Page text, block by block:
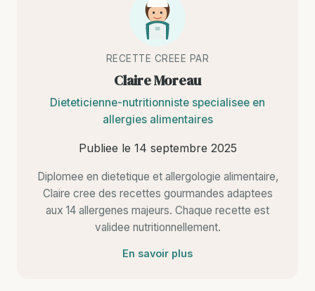
RECETTE CREEE PAR
Claire Moreau
Dieteticienne-nutritionniste specialisee en
allergies alimentaires
Publiee le 14 septembre 2025
Diplomee en dietetique et allergologie alimentaire,
Claire cree des recettes gourmandes adaptees
aux 14 allergenes majeurs. Chaque recette est
validee nutritionnellement.
En savoir plus